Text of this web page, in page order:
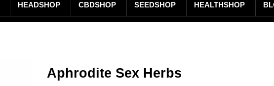
HEADSHOP CBDSHOP SEEDSHOP HEALTHSHOP
Aphrodite Sex Herbs